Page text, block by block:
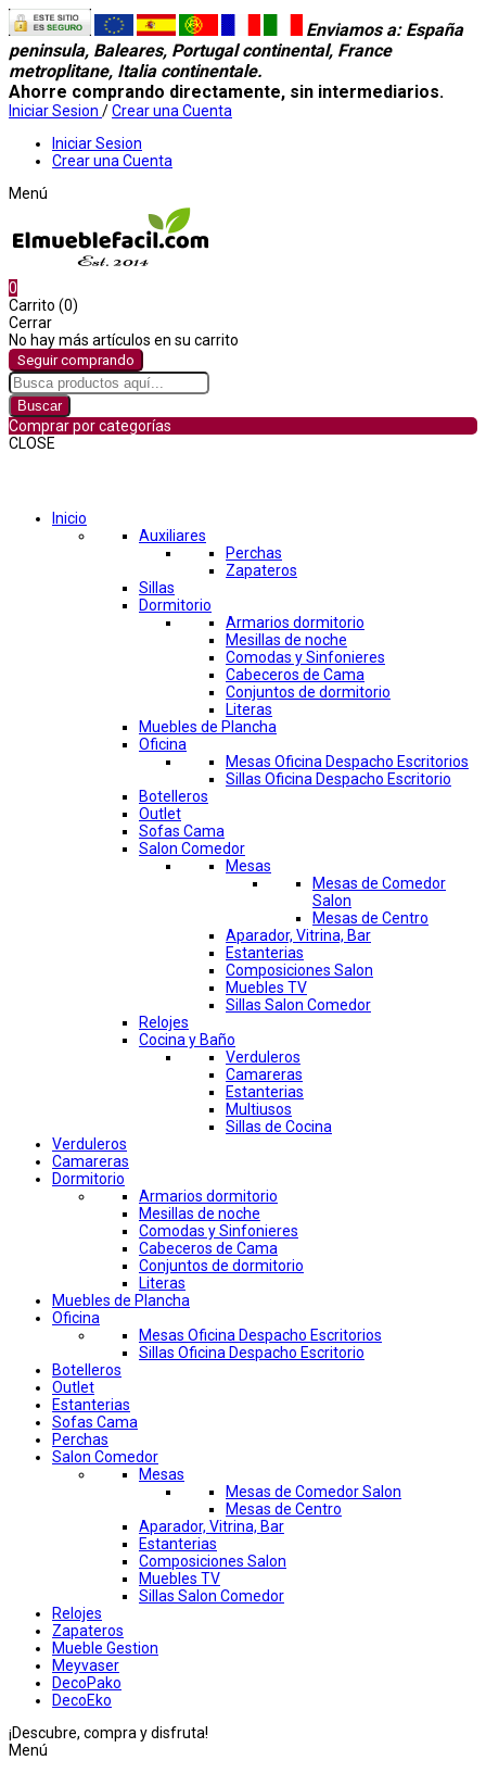
Enviamos a: España
peninsula, Baleares, Portugal continental, France
metroplitane, Italia continentale.
Ahorre comprando directamente, sin intermediarios.
Iniciar Sesion /Crear una Cuenta
Iniciar Sesion
Crear una Cuenta
Menú
0
Carrito (0)
Cerrar
No hay más artículos en su carrito
Seguir comprando
Buscar
Comprar por categorías
CLOSE
Inicio
Auxiliares
Perchas
Zapateros
Sillas
Dormitorio
Armarios dormitorio
Mesillas de noche
Comodas y Sinfonieres
Cabeceros de Cama
Conjuntos de dormitorio
Literas
Muebles de Plancha
Oficina
Mesas Oficina Despacho Escritorios
Sillas Oficina Despacho Escritorio
Botelleros
Outlet
Sofas Cama
Salon Comedor
Mesas
Mesas de Comedor
Salon
Mesas de Centro
Aparador, Vitrina, Bar
Estanterias
Composiciones Salon
Muebles TV
Sillas Salon Comedor
Relojes
Cocina y Baño
Verduleros
Camareras
Estanterias
Multiusos
Sillas de Cocina
Verduleros
Camareras
Dormitorio
Armarios dormitorio
Mesillas de noche
Comodas y Sinfonieres
Cabeceros de Cama
Conjuntos de dormitorio
Literas
Muebles de Plancha
Oficina
Mesas Oficina Despacho Escritorios
Sillas Oficina Despacho Escritorio
Botelleros
Outlet
Estanterias
Sofas Cama
Perchas
Salon Comedor
Mesas
Mesas de Comedor Salon
Mesas de Centro
Aparador, Vitrina, Bar
Estanterias
Composiciones Salon
Muebles TV
Sillas Salon Comedor
Relojes
Zapateros
Mueble Gestion
Meyvaser
DecoPako
DecoEko
¡Descubre, compra y disfruta!
Menú